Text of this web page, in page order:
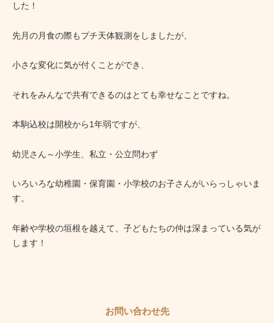
した！
先月の月食の際もプチ天体観測をしましたが、
小さな変化に気が付くことができ、
それをみんなで共有できるのはとても幸せなことですね。
本駒込校は開校から1年弱ですが、
幼児さん～小学生、私立・公立問わず
いろいろな幼稚園・保育園・小学校のお子さんがいらっしゃいま
す。
年齢や学校の垣根を越えて、子どもたちの仲は深まっている気が
します！
お問い合わせ先